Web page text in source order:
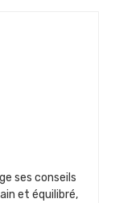
ses conseils
et équilibré,